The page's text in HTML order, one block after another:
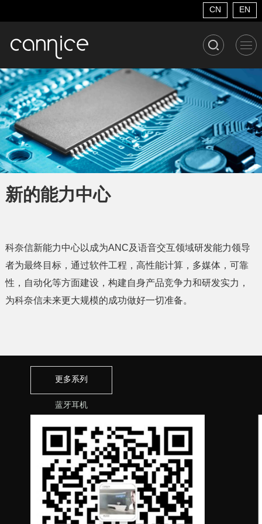
CN EN
新的能力中心
科奈信新能力中心以成为ANC及语音交互领域研发能力领导
者为最终目标，通过软件工程，高性能计算，多媒体，可靠
性，自动化等方面建设，构建自身产品竞争力和研发实力，
为科奈信未来更大规模的成功做好一切准备。
更多系列
蓝牙耳机